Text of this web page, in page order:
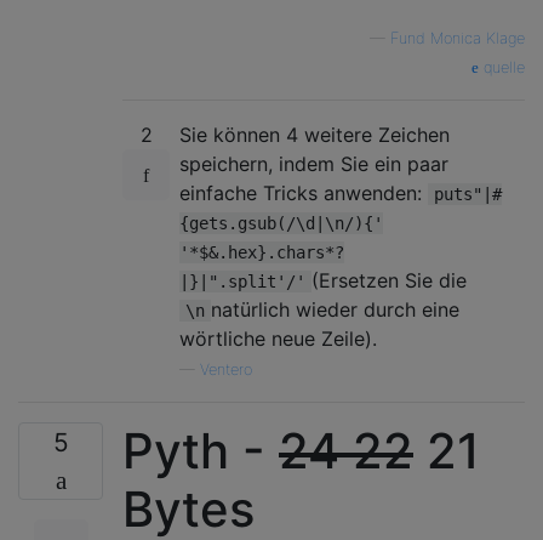
Fund Monica Klage
quelle
2
Sie können 4 weitere Zeichen
speichern, indem Sie ein paar
einfache Tricks anwenden:
puts"|#
{gets.gsub(/\d|\n/){'
'*$&.hex}.chars*?
|}|".split'/' (Ersetzen Sie die
\n natürlich wieder durch eine
wörtliche neue Zeile).
Ventero
5 Pyth - 2422 21
Bytes